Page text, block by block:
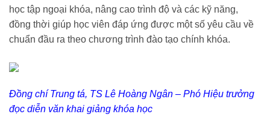
học tập ngoại khóa, nâng cao trình độ và các kỹ năng,
đồng thời giúp học viên đáp ứng được một số yêu cầu về
chuẩn đầu ra theo chương trình đào tạo chính khóa.
Đồng chí Trung tá, TS Lê Hoàng Ngân – Phó Hiệu trưởng
đọc diễn văn khai giảng khóa học